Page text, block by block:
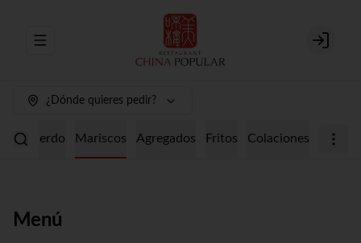
Abrir menu de navegación Login
¿Dónde quieres pedir?
Cerdo Mariscos Agregados Fritos Colaciones
Menú